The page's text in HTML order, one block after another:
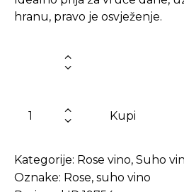
hranu, pravo je osvježenje.
Kupi
Kategorije: Rose vino, Suho
Oznake: Rose, suho vino